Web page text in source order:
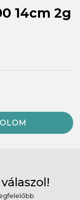
14cm 2g